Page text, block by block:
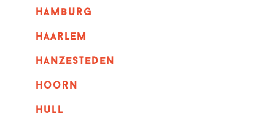
hamburg
haarlem
hanzesteden
hoorn
hull